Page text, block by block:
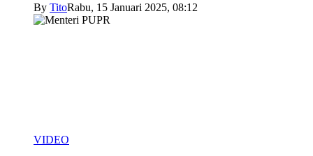
By TitoRabu, 15 Januari 2025, 08:12
VIDEO